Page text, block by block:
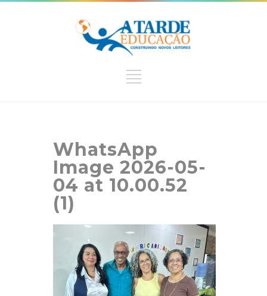
WhatsApp
Image 2026-05-
04 at 10.00.52
(1)